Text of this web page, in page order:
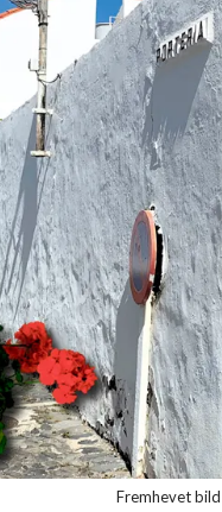
Fremhevet bild